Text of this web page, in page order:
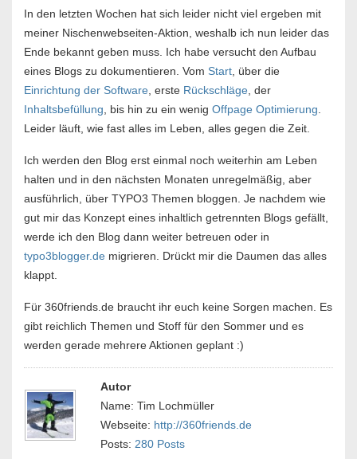
In den letzten Wochen hat sich leider nicht viel ergeben mit
meiner Nischenwebseiten-Aktion, weshalb ich nun leider das
Ende bekannt geben muss. Ich habe versucht den Aufbau
eines Blogs zu dokumentieren. Vom Start , über die
Einrichtung der Software , erste Rückschläge , der
Inhaltsbefüllung , bis hin zu ein wenig Offpage Optimierung
Leider läuft, wie fast alles im Leben, alles gegen die Zeit.
Ich werden den Blog erst einmal noch weiterhin am Leben
halten und in den nächsten Monaten unregelmäßig, aber
ausführlich, über TYPO3 Themen bloggen. Je nachdem wie
gut mir das Konzept eines inhaltlich getrennten Blogs gefällt,
werde ich den Blog dann weiter betreuen oder in
typo3blogger.de migrieren. Drückt mir die Daumen das alles
klappt.
Für 360friends.de braucht ihr euch keine Sorgen machen. Es
gibt reichlich Themen und Stoff für den Sommer und es
werden gerade mehrere Aktionen geplant :)
Autor
Name: Tim Lochmüller
Webseite: http://360friends.de
Posts: 280 Posts